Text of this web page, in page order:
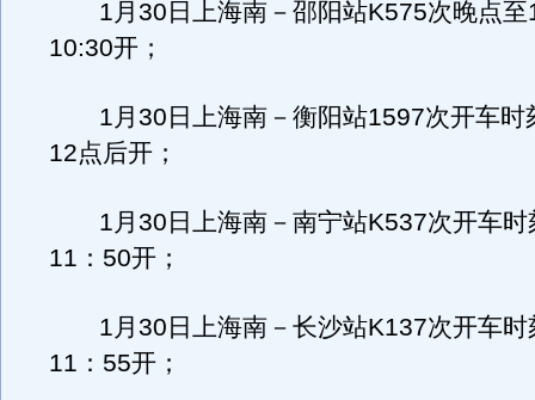
1月30日上海南－邵阳站K575次晚点至
10:30开；
1月30日上海南－衡阳站1597次开车时
12点后开；
1月30日上海南－南宁站K537次开车时
11：50开；
1月30日上海南－长沙站K137次开车时
11：55开；